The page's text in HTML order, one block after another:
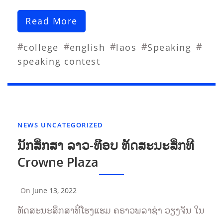
Read More
#college #english #laos #Speaking #
speaking contest
NEWS UNCATEGORIZED
ນັກສຶກສາ ລາວ-ທ໊ອບ ທັດສະນະສຶກທີ
Crowne Plaza
By
Tonsakhone
On June 13, 2022
ທັດສະນະສຶກສາທີ່ໂຮງແຮມ ຄຣາວພລາຊ່າ ວຽງຈັນ ໃນ